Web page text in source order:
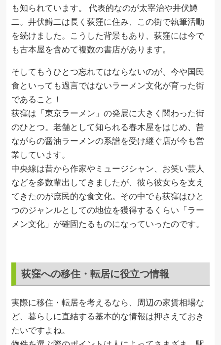
も知られています。 代表的なのが太宰治や井伏鱒
二。井伏鱒二は長く荻窪に住み、この街で執筆活動
を続けました。こうした背景もあり、荻窪には今で
も古本屋を含めて複数の書店があります。
そしてもうひとつ忘れてはならないのが、今や国民
食といっても過言ではないラーメン文化が育った街
であること！
荻窪は「東京ラーメン」の発展に大きく関わった街
のひとつ。老舗として知られる春木屋をはじめ、昔
ながらの醤油ラーメンの系譜を受け継ぐ店が今も営
業しています。
中央線は昔から作家やミュージシャン、お笑い芸人
などを多数輩出してきましたが、彼ら彼女らを支え
てきたのが庶民的な食文化。その中でも荻窪はひと
つのジャンルとしての地位を獲得するくらい「ラー
メン文化」が確固たるものになっていったのです。
荻窪への移住・転居に役立つ情報
実際に移住・転居を考えるなら、周辺の家賃相場な
ど、暮らしに直結する基本的な情報は押さえておき
たいですよね。